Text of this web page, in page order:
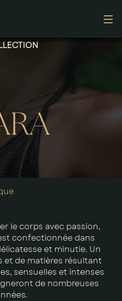
le corps avec passion,
confectionnée dans
et minutie. Un
et de matières résultant
sensuelles et intenses
de nombreuses